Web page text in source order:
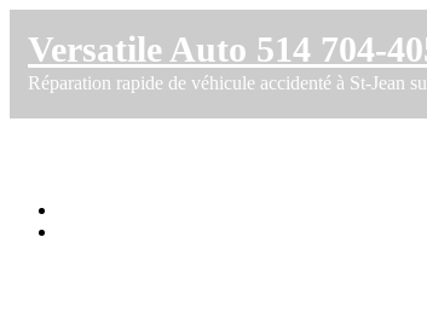
Versatile Auto 514 704-
Réparation rapide de véhicule accidenté à St-Jean